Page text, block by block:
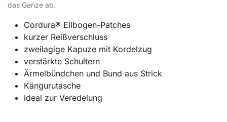
das Ganze ab.
Cordura® Ellbogen-Patches
kurzer Reißverschluss
zweilagige Kapuze mit Kordelzug
verstärkte Schultern
Ärmelbündchen und Bund aus Strick
Kängurutasche
ideal zur Veredelung